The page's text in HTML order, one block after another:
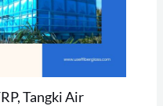
Tangki Air